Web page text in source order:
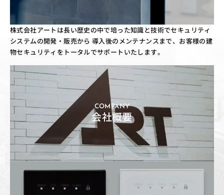
株式会社アートは長い歴史の中で培った知識と技術でセキュリティ
システムの開発・販売から 導入後のメンテナンスまで、お客様の建
物セキュリティをトータルでサポートいたします。
COMPANY
会社概要